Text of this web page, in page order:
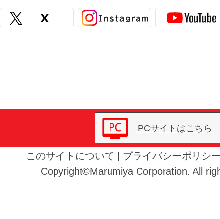
PCサイトはこちら
このサイトについて
プライバシーポリシ
Copyright©Marumiya Corporation. All